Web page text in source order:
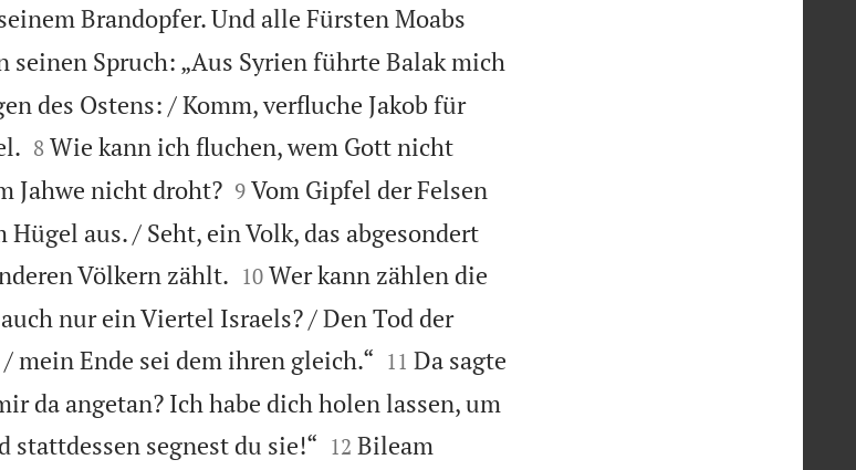
Brandopfer. Und alle Fürsten Moabs
seinen Spruch: „Aus Syrien führte Balak mich
des Ostens: / Komm, verfluche Jakob für

8 Wie kann ich fluchen, wem Gott nicht
Jahwe nicht droht?
9 Vom Gipfel der Felsen
aus. / Seht, ein Volk, das abgesondert
Völkern zählt.
10 Wer kann zählen die
nur ein Viertel Israels? / Den Tod der
mein Ende sei dem ihren gleich.“
11 Da sagte
da angetan? Ich habe dich holen lassen, um
stattdessen segnest du sie!“
12 Bileam